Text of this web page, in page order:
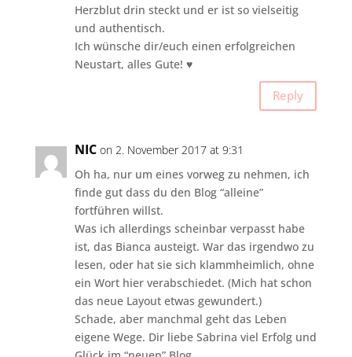
Herzblut drin steckt und er ist so vielseitig
und authentisch.
Ich wünsche dir/euch einen erfolgreichen
Neustart, alles Gute! ♥
Reply
NIC on 2. November 2017 at 9:31
Oh ha, nur um eines vorweg zu nehmen, ich
finde gut dass du den Blog “alleine”
fortführen willst.
Was ich allerdings scheinbar verpasst habe
ist, das Bianca austeigt. War das irgendwo zu
lesen, oder hat sie sich klammheimlich, ohne
ein Wort hier verabschiedet. (Mich hat schon
das neue Layout etwas gewundert.)
Schade, aber manchmal geht das Leben
eigene Wege. Dir liebe Sabrina viel Erfolg und